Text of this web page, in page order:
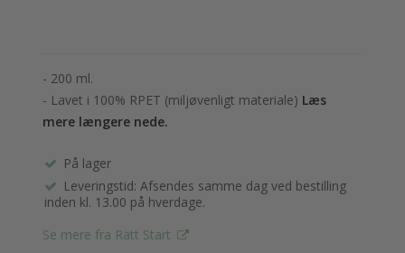
- 200 ml.
- Lavet i 100% RPET (miljøvenligt materiale) Læs
mere længere nede.
På lager
Leveringstid: Afsendes samme dag ved bestilling
inden kl. 13.00 på hverdage.
Se mere fra Rätt Start